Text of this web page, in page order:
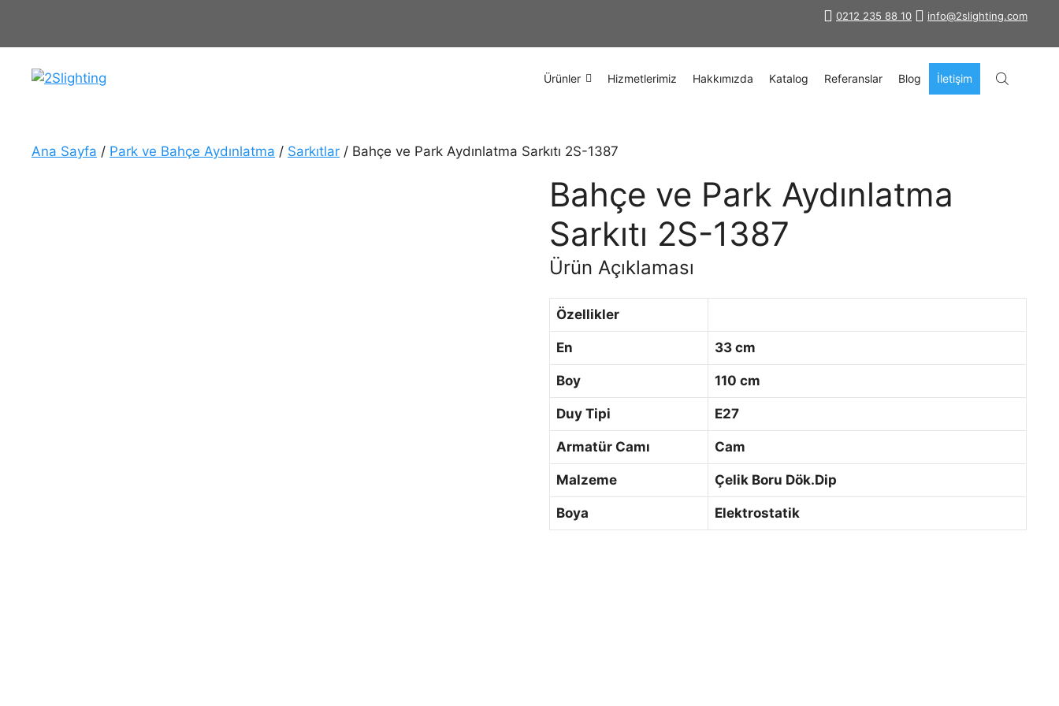
info@2slighting.com
0212 235 88 10
Ürünler Hizmetlerimiz Hakkımızda Katalog Referanslar Blog İletişim
Ana Sayfa / Park ve Bahçe Aydınlatma / Sarkıtlar / Bahçe ve Park Aydınlatma Sarkıtı 2S-1387
Bahçe ve Park Aydınlatma
Sarkıtı 2S-1387
Ürün Açıklaması
Özellikler
En 33 cm
Boy 110 cm
Duy Tipi E27
Armatür Camı Cam
Malzeme Çelik Boru Dök.Dip
Boya Elektrostatik